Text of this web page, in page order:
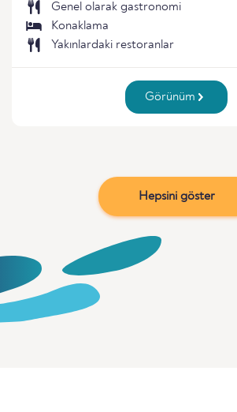
Genel olarak gastronomi
Konaklama
Yakınlardaki restoranlar
Görünüm
Hepsini göster